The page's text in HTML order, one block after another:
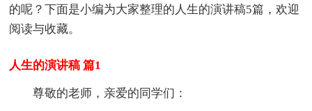
的呢？下面是小编为大家整理的人生的演讲稿5篇，欢迎
阅读与收藏。
人生的演讲稿 篇1
尊敬的老师，亲爱的同学们：